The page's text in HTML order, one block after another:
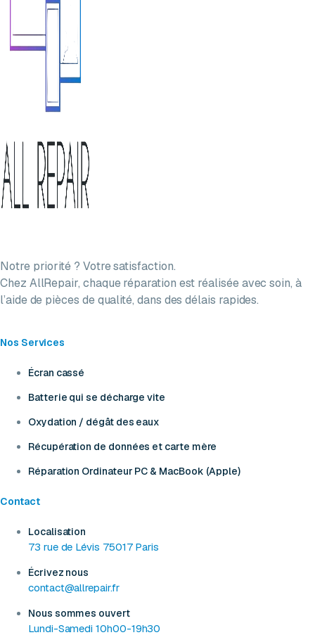
Notre priorité ? Votre satisfaction.
Chez AllRepair, chaque réparation est réalisée avec soin, à
l’aide de pièces de qualité, dans des délais rapides.
Nos Services
Écran cassé
Batterie qui se décharge vite
Oxydation / dégât des eaux
Récupération de données et carte mère
Réparation Ordinateur PC & MacBook (Apple)
Contact
Localisation
73 rue de Lévis 75017 Paris
Écrivez nous
contact@allrepair.fr
Nous sommes ouvert
Lundi-Samedi 10h00-19h30